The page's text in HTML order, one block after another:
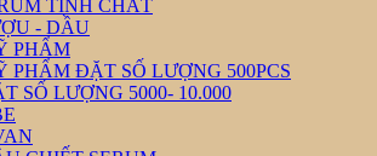
TINH CHẤT
- DẦU
PHẨM
PHẨM ĐẶT SỐ LƯỢNG 500PCS
SỐ LƯỢNG 5000- 10.000